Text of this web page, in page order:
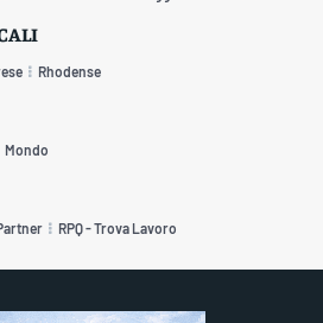
Rhodense
Mondo
RPQ - Trova Lavoro